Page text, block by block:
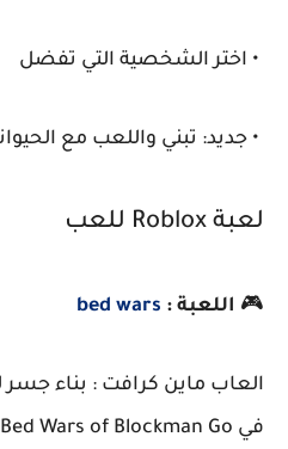
• اختر الشخصية التي تفضل
• جديد: تبني واللعب مع
لعبة Roblox للعب
🎮 اللعبة : bed wars
العاب ماين كرافت : بناء جسر
في Bed Wars of Blockman Go.